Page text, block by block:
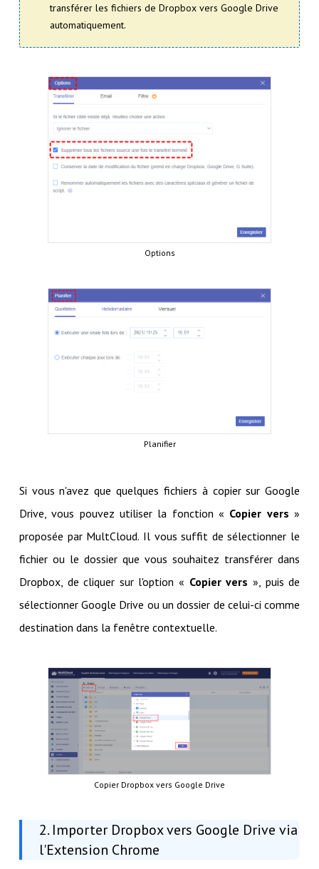
transférer les fichiers de Dropbox vers Google Drive
automatiquement.
Options
Planifier
Si vous n'avez que quelques fichiers à copier sur Google
Drive, vous pouvez utiliser la fonction « Copier vers »
proposée par MultCloud. Il vous suffit de sélectionner le
fichier ou le dossier que vous souhaitez transférer dans
Dropbox, de cliquer sur l'option « Copier vers », puis de
sélectionner Google Drive ou un dossier de celui-ci comme
destination dans la fenêtre contextuelle.
Copier Dropbox vers Google Drive
2. Importer Dropbox vers Google Drive via
l'Extension Chrome